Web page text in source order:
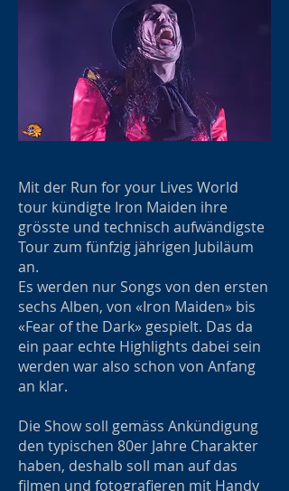
Mit der Run for your Lives World
tour kündigte Iron Maiden ihre
grösste und technisch aufwändigste
Tour zum fünfzig jährigen Jubiläum
an.
Es werden nur Songs von den ersten
sechs Alben, von «Iron Maiden» bis
«Fear of the Dark» gespielt. Das da
ein paar echte Highlights dabei sein
werden war also schon von Anfang
an klar.
Die Show soll gemäss Ankündigung
den typischen 80er Jahre Charakter
haben, deshalb soll man auf das
filmen und fotografieren mit Handy